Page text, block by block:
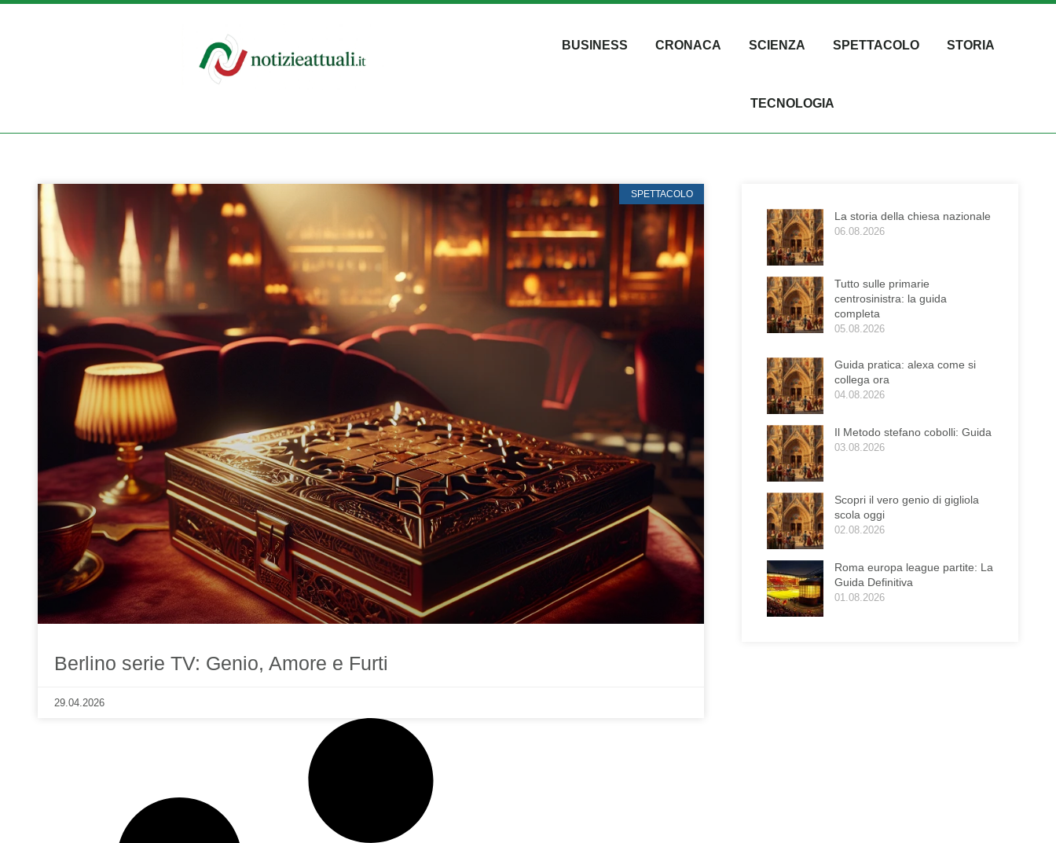
BUSINESS CRONACA SCIENZA SPETTACOLO STORIA
TECNOLOGIA
SPETTACOLO
Berlino serie TV: Genio, Amore e Furti
29.04.2026
La storia della chiesa nazionale
06.08.2026
Tutto sulle primarie
centrosinistra: la guida
completa
05.08.2026
Guida pratica: alexa come si
collega ora
04.08.2026
Il Metodo stefano cobolli: Guida
03.08.2026
Scopri il vero genio di gigliola
scola oggi
02.08.2026
Roma europa league partite: La
Guida Definitiva
01.08.2026